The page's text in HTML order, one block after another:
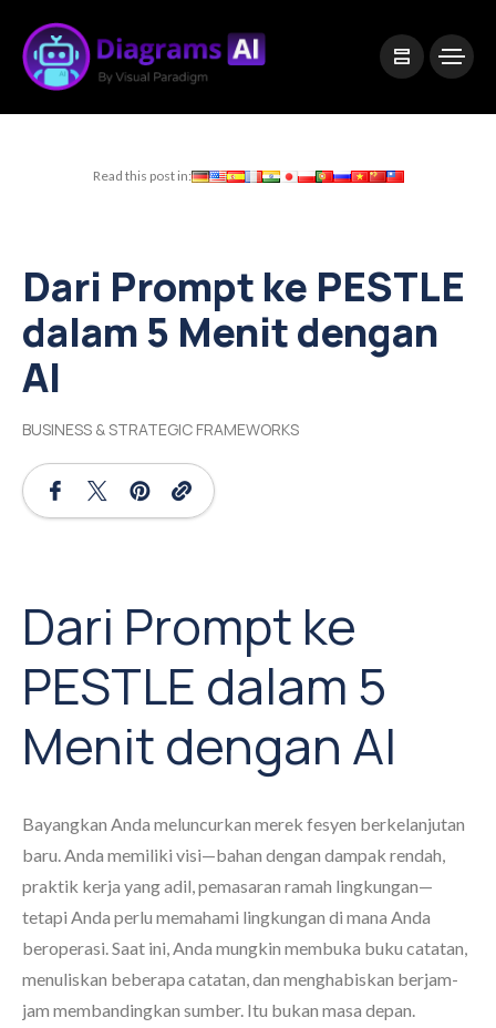
Read this post in:
Dari Prompt ke PESTLE
dalam 5 Menit dengan
AI
BUSINESS & STRATEGIC FRAMEWORKS
Dari Prompt ke
PESTLE dalam 5
Menit dengan AI
Bayangkan Anda meluncurkan merek fesyen berkelanjutan
baru. Anda memiliki visi—bahan dengan dampak rendah,
praktik kerja yang adil, pemasaran ramah lingkungan—
tetapi Anda perlu memahami lingkungan di mana Anda
beroperasi. Saat ini, Anda mungkin membuka buku catatan,
menuliskan beberapa catatan, dan menghabiskan berjam-
jam membandingkan sumber. Itu bukan masa depan.